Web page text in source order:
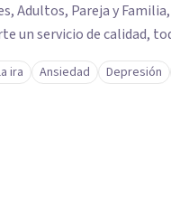
Adultos, Pareja y
un servicio de calidad,
que tanto
ira Ansiedad Depresión